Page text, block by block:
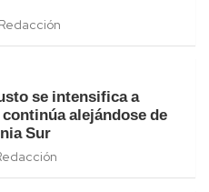
Redacción
se intensifica a
alejándose de
Sur